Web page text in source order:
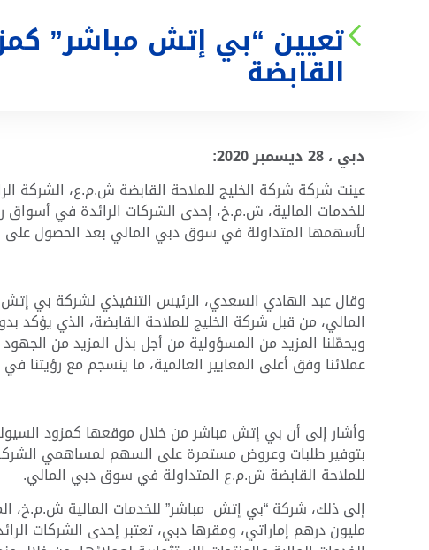
تعيين “بي إتش مباشر”
القابضة
دبي ،28ديسمبر 2020:
عينت شركة شركة الخليج للملاحة القابضة ش.م.ع، الشركة
للخدمات المالية، ش.م.خ، إحدى الشركات الرائدة في أسواق
لأسهمها المتداولة في سوق دبي المالي بعد الحصول على
وقال عبد الهادي السعدي، الرئيس التنفيذي لشركة بي
المالي، من قبل شركة الخليج للملاحة القابضة، الذي
ويحمّلنا المزيد من المسؤولية من أجل بذل المزيد من
عملائنا وفق أعلى المعايير العالمية، ما ينسجم مع رؤيتنا
وأشار إلى أن بي إتش مباشر من خلال موقعها كمزود
بتوفير طلبات وعروض مستمرة على السهم لمساهمي
للملاحة القابضة ش.م.ع المتداولة في سوق دبي المالي.
إلى ذلك، شركة “بي إتش مباشر” للخدمات المالية
مليون درهم إماراتي، ومقرها دبي، تعتبر إحدى الشركات